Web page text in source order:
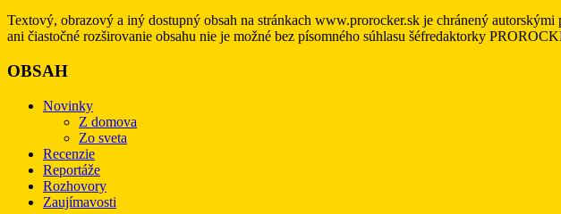
Textový, obrazový a iný dostupný obsah na stránkach www.prorocker.sk je chránený
ani čiastočné rozširovanie obsahu nie je možné bez písomného súhlasu šéfredaktorky
OBSAH
Novinky
Z domova
Zo sveta
Recenzie
Reportáže
Rozhovory
Zaujímavosti